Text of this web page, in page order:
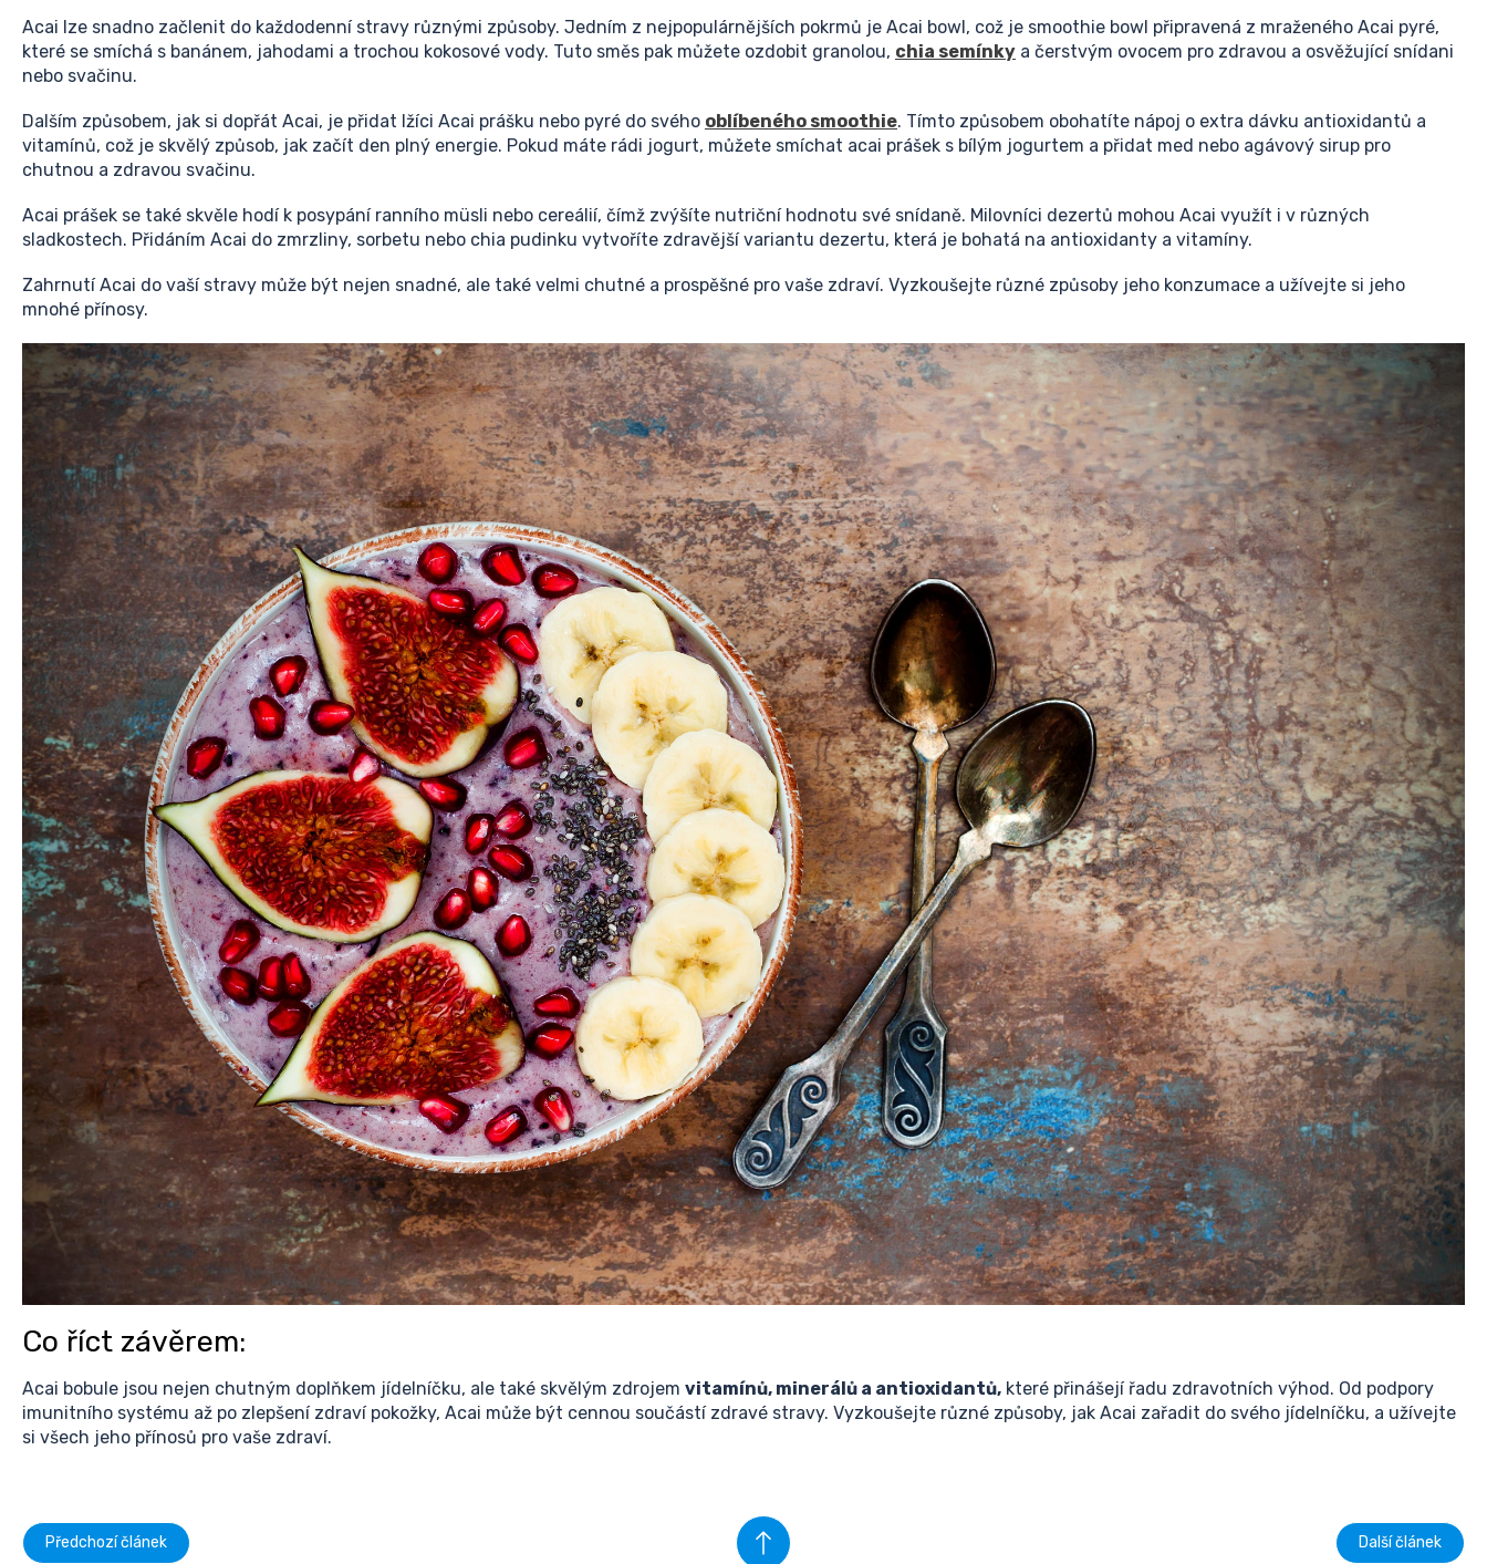
Acai lze snadno začlenit do každodenní stravy různými způsoby. Jedním z nejpopulárnějších pokrmů je Acai bowl, což je smoothie bowl připravená z mraženého Acai pyré,
které se smíchá s banánem, jahodami a trochou kokosové vody. Tuto směs pak můžete ozdobit granolou, chia semínky a čerstvým ovocem pro zdravou a osvěžující snídani
nebo svačinu.
Dalším způsobem, jak si dopřát Acai, je přidat lžíci Acai prášku nebo pyré do svého oblíbeného smoothie. Tímto způsobem obohatíte nápoj o extra dávku antioxidantů a
vitamínů, což je skvělý způsob, jak začít den plný energie. Pokud máte rádi jogurt, můžete smíchat acai prášek s bílým jogurtem a přidat med nebo agávový sirup pro
chutnou a zdravou svačinu.
Acai prášek se také skvěle hodí k posypání ranního müsli nebo cereálií, čímž zvýšíte nutriční hodnotu své snídaně. Milovníci dezertů mohou Acai využít i v různých
sladkostech. Přidáním Acai do zmrzliny, sorbetu nebo chia pudinku vytvoříte zdravější variantu dezertu, která je bohatá na antioxidanty a vitamíny.
Zahrnutí Acai do vaší stravy může být nejen snadné, ale také velmi chutné a prospěšné pro vaše zdraví. Vyzkoušejte různé způsoby jeho konzumace a užívejte si jeho
mnohé přínosy.
Co říct závěrem:
Acai bobule jsou nejen chutným doplňkem jídelníčku, ale také skvělým zdrojem vitamínů, minerálů a antioxidantů, které přinášejí řadu zdravotních výhod. Od podpory
imunitního systému až po zlepšení zdraví pokožky, Acai může být cennou součástí zdravé stravy. Vyzkoušejte různé způsoby, jak Acai zařadit do svého jídelníčku, a užívejte
si všech jeho přínosů pro vaše zdraví.
Předchozí článek Další článek